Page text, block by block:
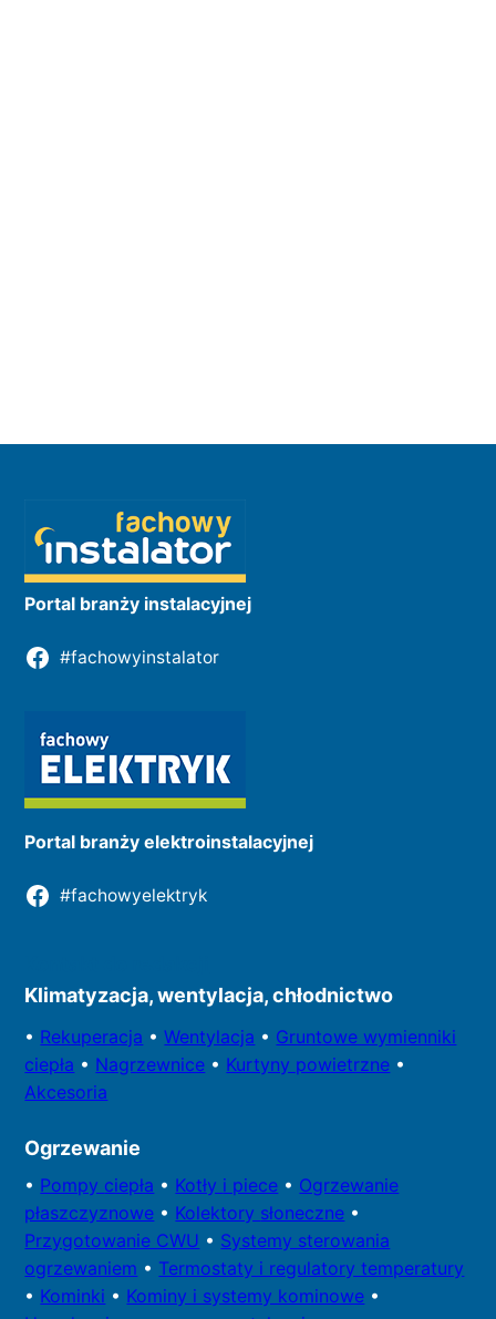
Portal branży instalacyjnej
#fachowyinstalator
Portal branży elektroinstalacyjnej
#fachowyelektryk
Klimatyzacja, wentylacja, chłodnictwo
• Rekuperacja •Wentylacja • Gruntowe wymienniki
ciepła • Nagrzewnice • Kurtyny powietrzne •
Akcesoria
Ogrzewanie
• Pompy ciepła • Kotły i piece • Ogrzewanie
płaszczyznowe • Kolektory słoneczne •
Przygotowanie CWU • Systemy sterowania
ogrzewaniem • Termostaty i regulatory temperatury
• Kominki • Kominy i systemy kominowe •